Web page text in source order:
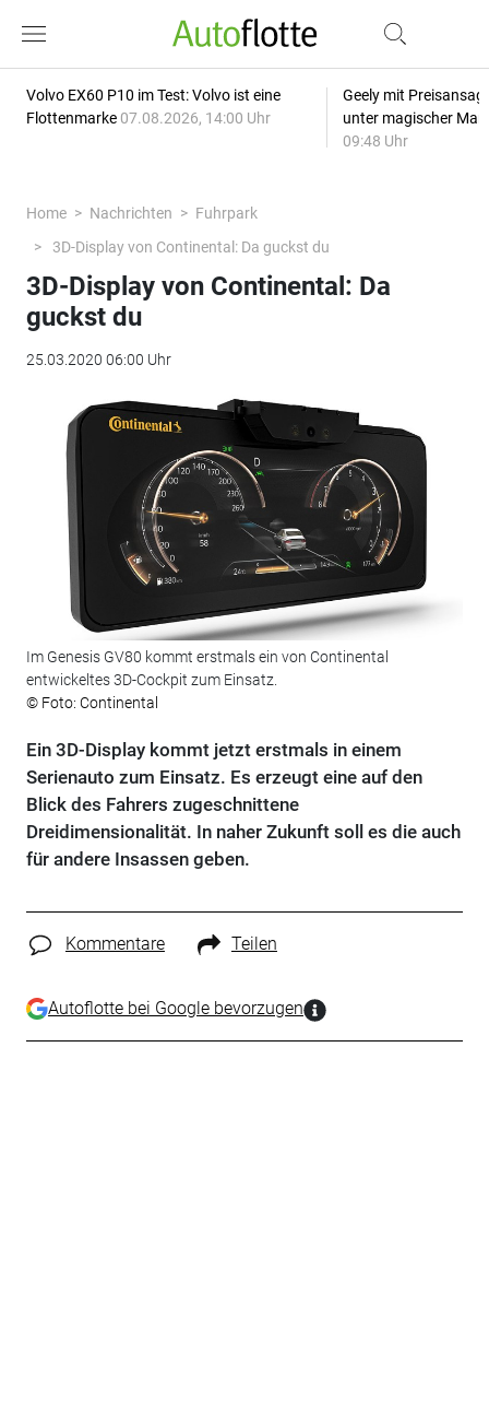
Volvo EX60 P10 im Test: Volvo ist eine
Flottenmarke 07.08.2026, 14:00 Uhr
Geely mit
unter magischer
09:48 Uhr
Home Nachrichten
Fuhrpark
3D-Display von Continental: Da guckst du
3D-Display von Continental: Da
guckst du
25.03.2020 06:00 Uhr
Im Genesis GV80 kommt erstmals ein von Continental
entwickeltes 3D-Cockpit zum Einsatz.
© Foto: Continental
Ein 3D-Display kommt jetzt erstmals in einem
Serienauto zum Einsatz. Es erzeugt eine auf den
Blick des Fahrers zugeschnittene
Dreidimensionalität. In naher Zukunft soll es die auch
für andere Insassen geben.
Kommentare Teilen
Autoflotte bei Google bevorzugen